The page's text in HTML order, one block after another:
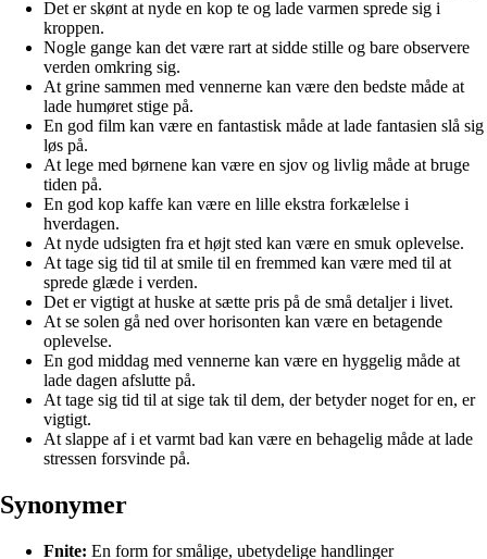
Det er skønt at nyde en kop te og lade varmen sprede sig i
kroppen.
Nogle gange kan det være rart at sidde stille og bare observere
verden omkring sig.
At grine sammen med vennerne kan være den bedste måde at
lade humøret stige på.
En god film kan være en fantastisk måde at lade fantasien slå sig
løs på.
At lege med børnene kan være en sjov og livlig måde at bruge
tiden på.
En god kop kaffe kan være en lille ekstra forkælelse i
hverdagen.
At nyde udsigten fra et højt sted kan være en smuk oplevelse.
At tage sig tid til at smile til en fremmed kan være med til at
sprede glæde i verden.
Det er vigtigt at huske at sætte pris på de små detaljer i livet.
At se solen gå ned over horisonten kan være en betagende
oplevelse.
En god middag med vennerne kan være en hyggelig måde at
lade dagen afslutte på.
At tage sig tid til at sige tak til dem, der betyder noget for en, er
vigtigt.
At slappe af i et varmt bad kan være en behagelig måde at lade
stressen forsvinde på.
Synonymer
Fnite: En form for smålige, ubetydelige handlinger